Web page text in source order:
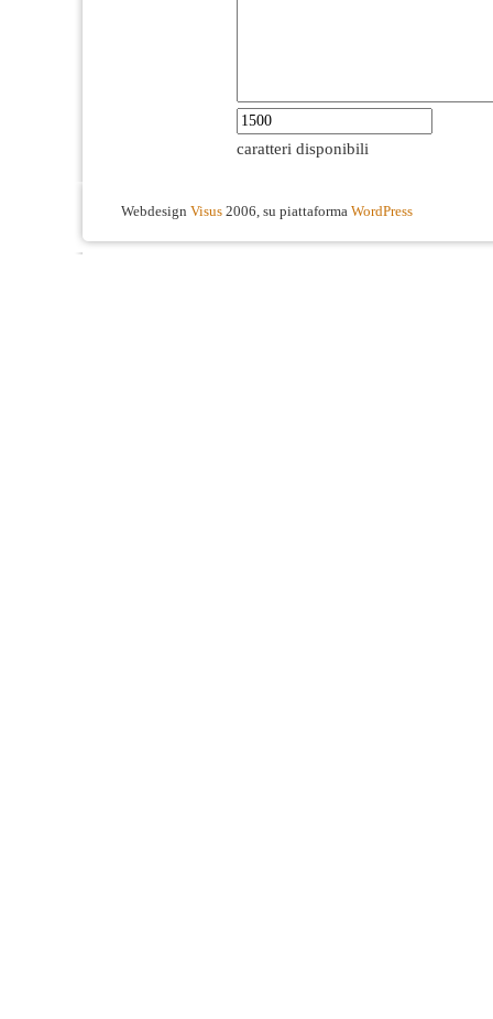
caratteri disponibili
Webdesign Visus 2006, su piattaforma WordPress